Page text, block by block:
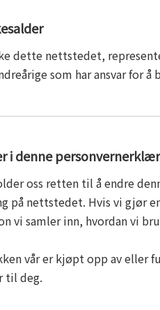
dette nettstedet,
som har ansvar for å
i denne
oss retten til å endre
på nettstedet. Hvis vi gjør
vi samler inn, hvordan vi
vår er kjøpt opp av eller
til deg.